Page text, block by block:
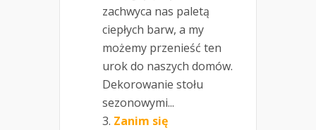
zachwyca nas paletą
ciepłych barw, a my
możemy przenieść ten
urok do naszych domów.
Dekorowanie stołu
sezonowymi...
Zanim się